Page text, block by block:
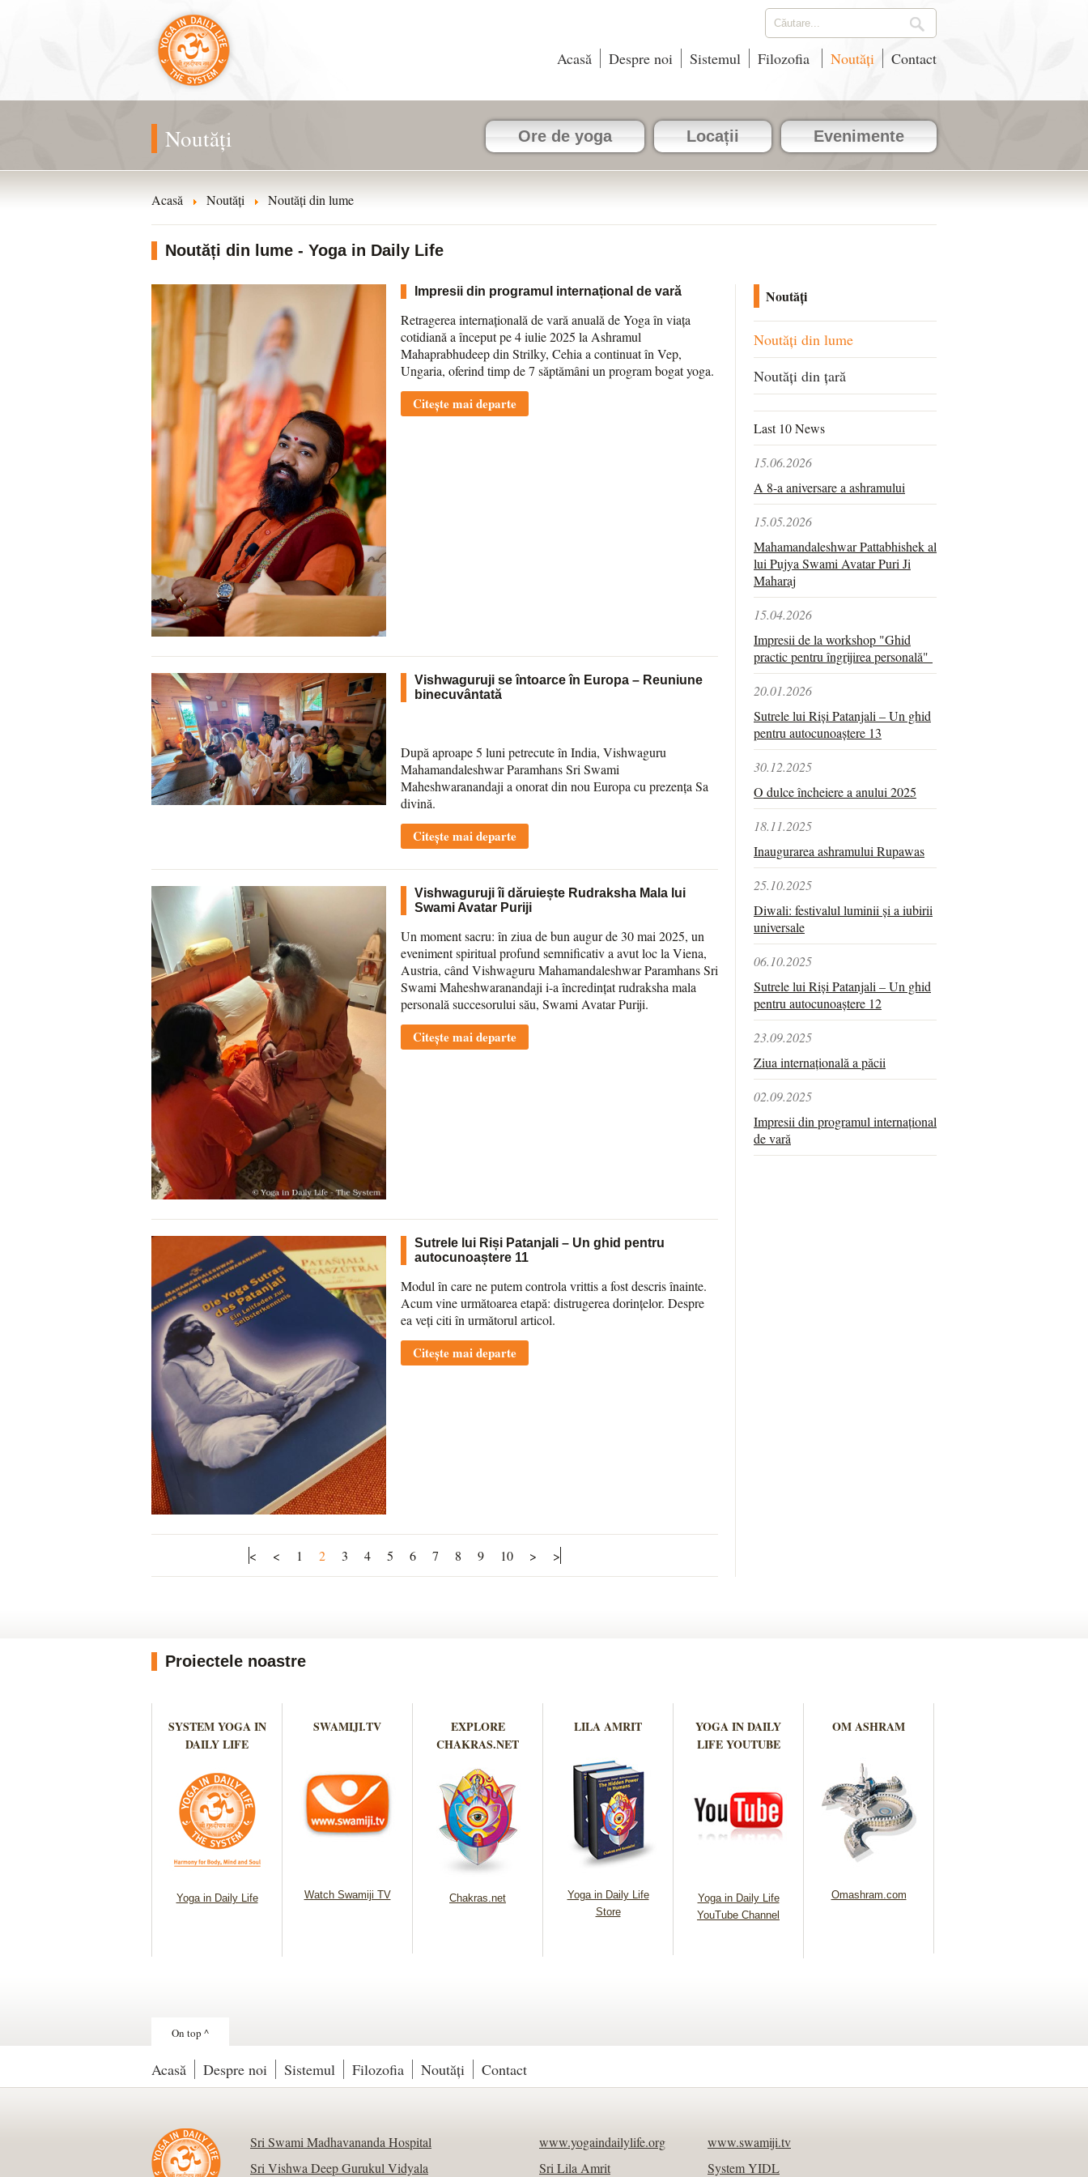
Acasă Despre noi Sistemul Filozofia Noutăți Contact
Noutăți Ore de yoga Locații Evenimente
Acasă Noutăți Noutăți din lume
Noutăți din lume - Yoga in Daily Life
Impresii din programul internațional de vară
Retragerea internațională de vară anuală de Yoga în viața
cotidiană a început pe 4 iulie 2025 la Ashramul
Mahaprabhudeep din Strilky, Cehia a continuat în Vep,
Ungaria, oferind timp de 7 săptămâni un program bogat yoga.
Citește mai departe
Vishwaguruji se întoarce în Europa – Reuniune
binecuvântată
După aproape 5 luni petrecute în India, Vishwaguru
Mahamandaleshwar Paramhans Sri Swami
Maheshwaranandaji a onorat din nou Europa cu prezența Sa
divină.
Citește mai departe
Vishwaguruji îi dăruiește Rudraksha Mala lui
Swami Avatar Puriji
Un moment sacru: în ziua de bun augur de 30 mai 2025, un
eveniment spiritual profund semnificativ a avut loc la Viena,
Austria, când Vishwaguru Mahamandaleshwar Paramhans Sri
Swami Maheshwaranandaji i-a încredințat rudraksha mala
personală succesorului său, Swami Avatar Puriji.
Citește mai departe
Sutrele lui Riși Patanjali – Un ghid pentru
autocunoaștere 11
Modul în care ne putem controla vrittis a fost descris înainte.
Acum vine următoarea etapă: distrugerea dorințelor. Despre
ea veți citi în următorul articol.
Citește mai departe
< < 1 2 3 4 5 6 7 8 9 10 > >
Noutăți
Noutăți din lume
Noutăți din țară
Last 10 News
15.06.2026
A 8-a aniversare a ashramului
15.05.2026
Mahamandaleshwar Pattabhishek al
lui Pujya Swami Avatar Puri Ji
Maharaj
15.04.2026
Impresii de la workshop "Ghid
practic pentru îngrijirea personală"
20.01.2026
Sutrele lui Riși Patanjali – Un ghid
pentru autocunoaștere 13
30.12.2025
O dulce încheiere a anului 2025
18.11.2025
Inaugurarea ashramului Rupawas
25.10.2025
Diwali: festivalul luminii și a iubirii
universale
06.10.2025
Sutrele lui Riși Patanjali – Un ghid
pentru autocunoaștere 12
23.09.2025
Ziua internațională a păcii
02.09.2025
Impresii din programul internațional
de vară
Proiectele noastre
SYSTEM YOGA IN
DAILY LIFE
Yoga in Daily Life
SWAMIJI.TV
Watch Swamiji TV
EXPLORE
CHAKRAS.NET
Chakras.net
LILA AMRIT
Yoga in Daily Life
Store
YOGA IN DAILY
LIFE YOUTUBE
Yoga in Daily Life
YouTube Channel
OM ASHRAM
Omashram.com
On top ^
Acasă Despre noi Sistemul Filozofia Noutăți Contact
Sri Swami Madhavananda Hospital www.yogaindailylife.org
www.swamiji.tv
Sri Vishwa Deep Gurukul Vidyala
Sri Lila Amrit System YIDL